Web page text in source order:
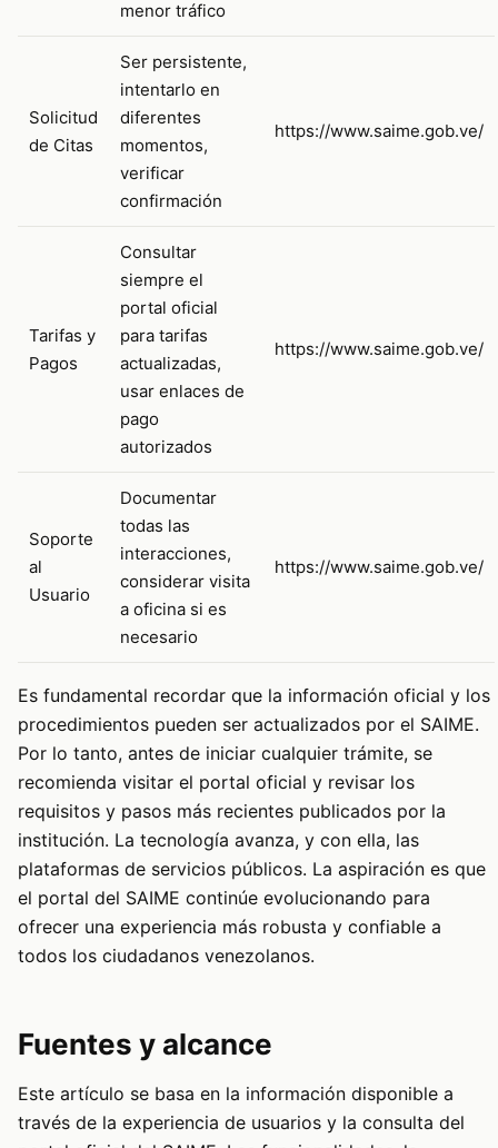
menor tráfico
Solicitud
de Citas
Ser persistente,
intentarlo en
diferentes
momentos,
verificar
confirmación
https://www.saime.gob.ve/
Tarifas y
Pagos
Consultar
siempre el
portal oficial
para tarifas
actualizadas,
usar enlaces de
pago
autorizados
https://www.saime.gob.ve/
Soporte
al
Usuario
Documentar
todas las
interacciones,
considerar visita
a oficina si es
necesario
https://www.saime.gob.ve/
Es fundamental recordar que la información oficial y los
procedimientos pueden ser actualizados por el SAIME.
Por lo tanto, antes de iniciar cualquier trámite, se
recomienda visitar el portal oficial y revisar los
requisitos y pasos más recientes publicados por la
institución. La tecnología avanza, y con ella, las
plataformas de servicios públicos. La aspiración es que
el portal del SAIME continúe evolucionando para
ofrecer una experiencia más robusta y confiable a
todos los ciudadanos venezolanos.
Fuentes y alcance
Este artículo se basa en la información disponible a
través de la experiencia de usuarios y la consulta del